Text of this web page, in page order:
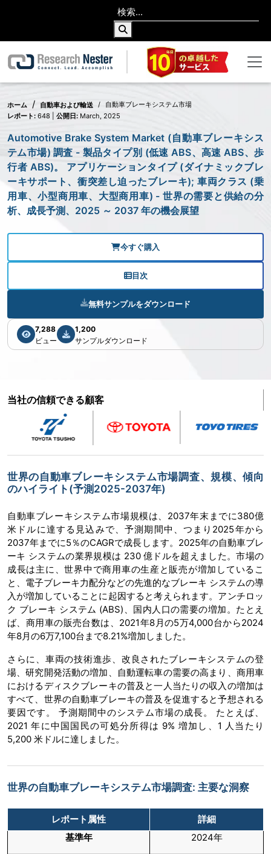
ホーム 自動車および輸送
自動車ブレーキシステム市場
レポート: 648 | 公開日: March, 2025
Automotive Brake System Market (自動車ブレーキシス
テム市場) 調査 - 製品タイプ別 (低速 ABS、高速 ABS、歩
行者 ABS)。 アプリケーションタイプ (ダイナミックブレ
ーキサポート、衝突差し迫ったブレーキ); 車両クラス (乗
用車、小型商用車、大型商用車) - 世界の需要と供給の分
析、成長予測、2025 ～ 2037 年の機会展望
今すぐ購入
目次
無料サンプルをダウンロード
7,288
ビュー
1,200
サンプルダウンロード
当社の信頼できる顧客
世界の自動車ブレーキシステム市場調査、規模、傾向
のハイライト(予測2025-2037年)
自動車ブレーキシステム市場規模は、2037年末までに380億
米ドルに達する見込みで、予測期間中、つまり2025年から
2037年までに5％のCAGRで成長します。2025年の自動車ブレ
ーキ システムの業界規模は 230 億ドルを超えました。市場の
成長は主に、世界中で商用車の生産と販売が増加しているこ
と、電子ブレーキ力配分などの先進的なブレーキ システムの導
入が増加していることに起因すると考えられます。アンチロッ
ク ブレーキ システム (ABS)、国内人口の需要の増加。たとえ
ば、商用車の販売台数は、2021年8月の5万4,000台から2024
年8月の6万7,100台まで8.21%増加しました。
さらに、車両の技術進歩、改良されたブレーキシステムの登
場、研究開発活動の増加、自動運転車の需要の高まり、商用車
におけるディスクブレーキの普及と一人当たりの収入の増加は
すべて、世界の自動車ブレーキの普及を促進すると予想される
要因です。 予測期間中のシステム市場の成長。 たとえば、
2021 年に中国国民の可処分所得は 9% 増加し、1 人当たり
5,200 米ドルに達しました。
世界の自動車ブレーキシステム市場調査: 主要な洞察
レポート属性
詳細
基準年
2024年